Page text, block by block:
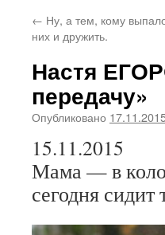
← Ну, а тем, кому
них и дружить.
Настя
передачу»
Опубликовано
15.11.2015
Мама — в
сегодня